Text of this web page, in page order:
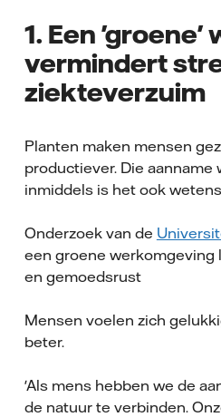
1. Een 'groene'
vermindert
ziekteverzuim
Planten maken mensen
productiever. Die aanname
inmiddels is het ook
Onderzoek van de
een groene
en gemoedsrust
Mensen voelen zich
beter.
'Als mens hebben we de
de natuur te verbinden.